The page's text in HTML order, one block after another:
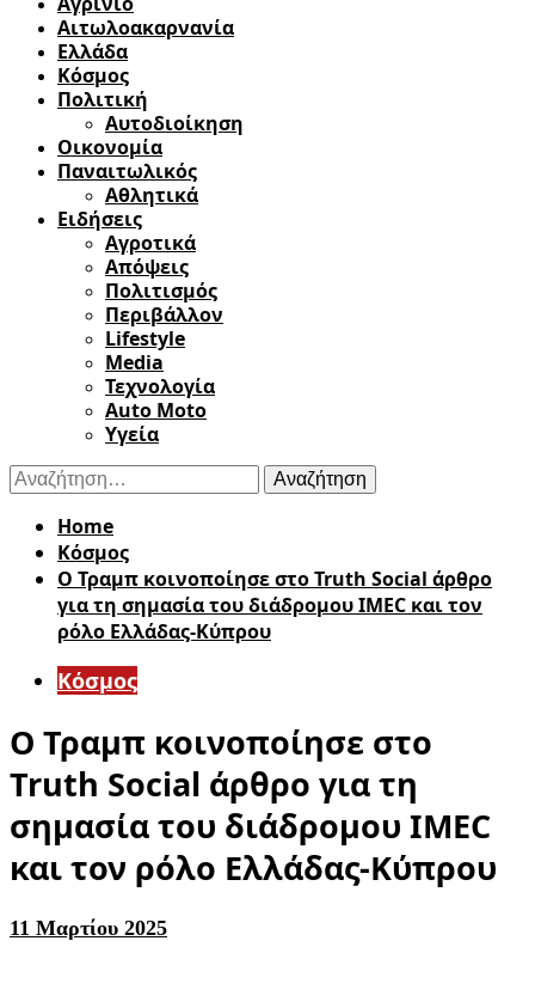
Αιτωλοακαρνανία
Ελλάδα
Κόσμος
Πολιτική
Αυτοδιοίκηση
Οικονομία
Παναιτωλικός
Αθλητικά
Ειδήσεις
Αγροτικά
Απόψεις
Πολιτισμός
Περιβάλλον
Lifestyle
Media
Τεχνολογία
Auto Moto
Υγεία
Αναζήτηση
για:
Home
Κόσμος
Ο Τραμπ κοινοποίησε στο Truth Social άρθρο
για τη σημασία του διάδρομου IMEC και τον
ρόλο Ελλάδας-Κύπρου
Κόσμος
Ο Τραμπ κοινοποίησε στο
Truth Social άρθρο για τη
σημασία του διάδρομου IMEC
και τον ρόλο Ελλάδας-Κύπρου
11 Μαρτίου 2025